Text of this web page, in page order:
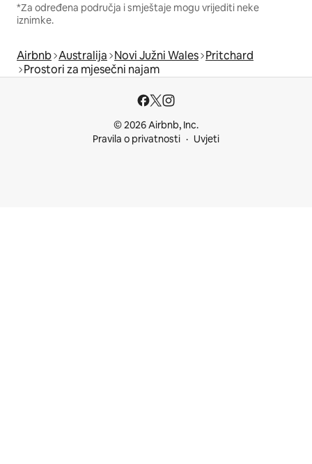
*Za određena područja i smještaje mogu vrijediti neke
iznimke.
Airbnb Australija Novi Južni Wales Pritchard
Prostori za mjesečni najam
© 2026 Airbnb, Inc.
Pravila o privatnosti
Uvjeti